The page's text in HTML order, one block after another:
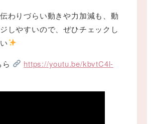
わりづらい動きや力加減も、動
しやすいので、ぜひチェックし
https://youtu.be/kbvtC4l-